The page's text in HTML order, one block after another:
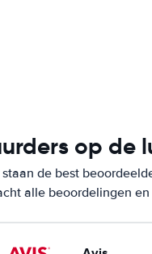
op de
de best
alle beoordelingen